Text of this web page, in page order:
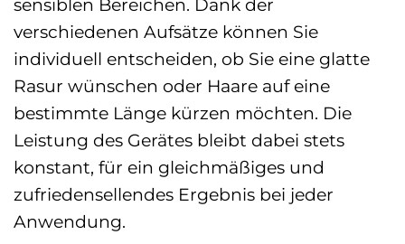
verschiedenen Aufsätze können Sie
individuell entscheiden, ob Sie eine glatte
Rasur wünschen oder Haare auf eine
bestimmte Länge kürzen möchten. Die
Leistung des Gerätes bleibt dabei stets
konstant, für ein gleichmäßiges und
zufriedensellendes Ergebnis bei jeder
Anwendung.